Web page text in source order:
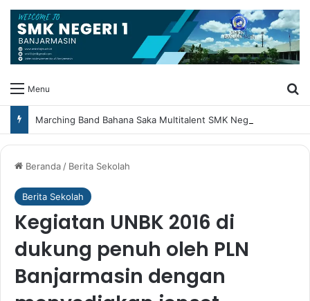
Menu
Beranda/ Berita Sekolah
Berita Sekolah
Kegiatan UNBK 2016 di
dukung penuh oleh PLN
Banjarmasin dengan